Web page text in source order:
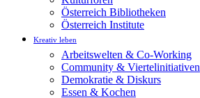
Österreich Bibliotheken
Österreich Institute
Kreativ leben
Arbeitswelten & Co-Working
Community & Viertelinitiativen
Demokratie & Diskurs
Essen & Kochen